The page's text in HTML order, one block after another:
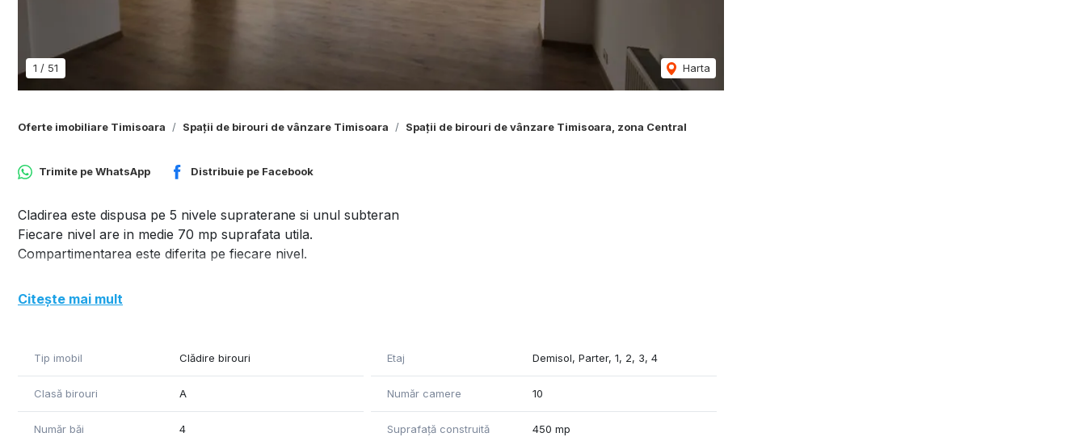
1 / 51 Harta
Oferte imobiliare Timisoara Spații de birouri de vânzare Timisoara Spații de birouri de vânzare Timisoara, zona Central
Trimite peWhatsApp Distribuie pe Facebook
Cladirea este dispusa pe 5 nivele supraterane si unul subteran
Fiecare nivel are in medie 70 mp suprafata utila.
Compartimentarea este diferita pe fiecare nivel.
Citește mai mult
Tip imobil Clădire birouri Etaj Demisol, Parter, 1, 2, 3, 4
Clasă birouri A Număr camere 10
Număr băi 4 Suprafață construită 450 mp